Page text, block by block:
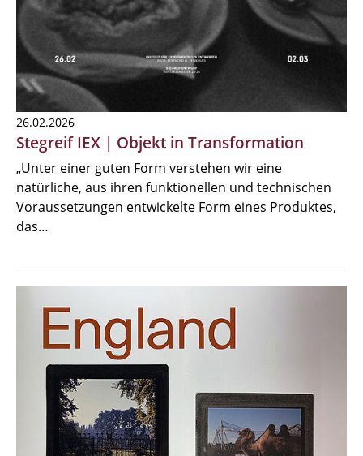
26.02.2026
Stegreif IEX | Objekt in Transformation
„Unter einer guten Form verstehen wir eine
natürliche, aus ihren funktionellen und technischen
Voraussetzungen entwickelte Form eines Produktes,
das…